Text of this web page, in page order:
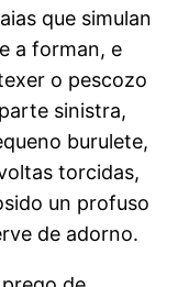
que simulan
a forman, e
o pescozo
sinistra,
burulete,
torcidas,
un profuso
de adorno.